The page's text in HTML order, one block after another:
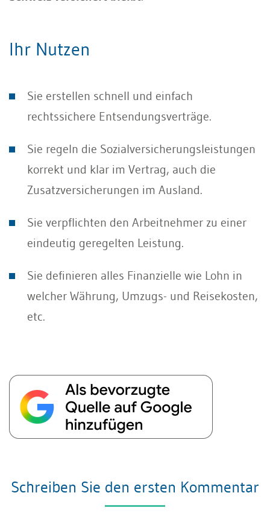
Ihr Nutzen
Sie erstellen schnell und einfach
rechtssichere Entsendungsverträge.
Sie regeln die Sozialversicherungsleistungen
korrekt und klar im Vertrag, auch die
Zusatzversicherungen im Ausland.
Sie verpflichten den Arbeitnehmer zu einer
eindeutig geregelten Leistung.
Sie definieren alles Finanzielle wie Lohn in
welcher Währung, Umzugs- und Reisekosten,
etc.
Schreiben Sie den ersten Kommentar